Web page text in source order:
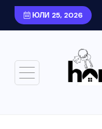
ЮЛИ 25, 2026